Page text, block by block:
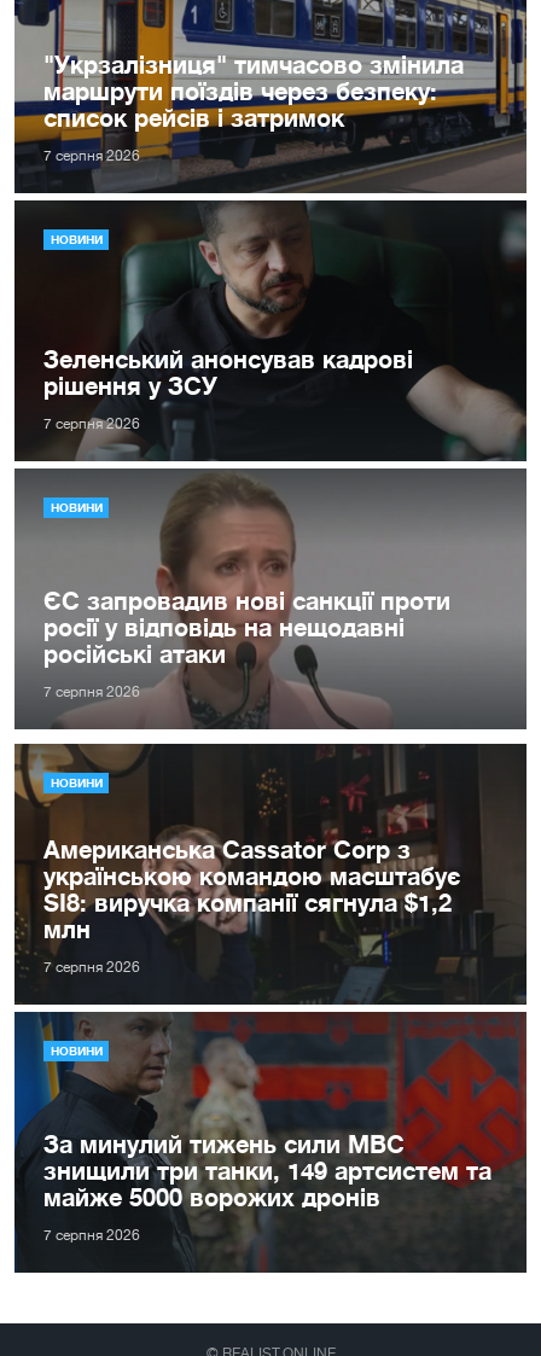
"Укрзалізниця" тимчасово змінила
маршрути поїздів через безпеку:
список рейсів і затримок
7 серпня 2026
НОВИНИ
Зеленський анонсував кадрові
рішення у ЗСУ
7 серпня 2026
НОВИНИ
ЄС запровадив нові санкції проти
росії у відповідь на нещодавні
російські атаки
7 серпня 2026
НОВИНИ
Американська Cassator Corp з
українською командою масштабує
SI8: виручка компанії сягнула $1,2
млн
7 серпня 2026
НОВИНИ
За минулий тижень сили МВС
знищили три танки, 149 артсистем та
майже 5000 ворожих дронів
7 серпня 2026